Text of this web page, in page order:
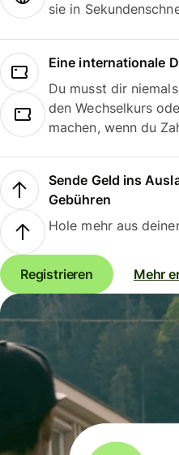
sie in
Eine internationale
Du musst dir
den Wechselkurs
machen, wenn du
Sende Geld ins
Gebühren
Hole mehr aus
Registrieren Mehr